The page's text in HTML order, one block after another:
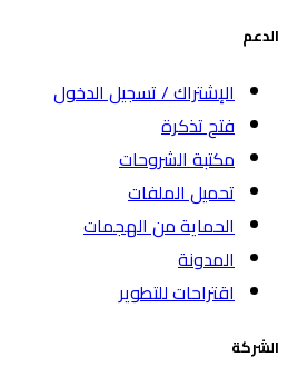
الدعم
الإشتراك / تسجيل الدخول
فتح تذكرة
مكتبة الشروحات
تحميل الملفات
الحماية من الهجمات
المدونة
اقتراحات للتطوير
الشركة